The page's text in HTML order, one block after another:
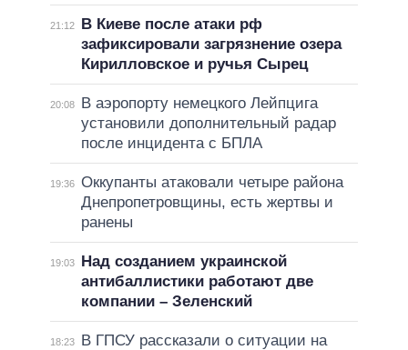
21:12
В Киеве после атаки рф
зафиксировали загрязнение озера
Кирилловское и ручья Сырец
20:08
В аэропорту немецкого Лейпцига
установили дополнительный радар
после инцидента с БПЛА
19:36 Оккупанты атаковали четыре района
Днепропетровщины, есть жертвы и
ранены
19:03
Над созданием украинской
антибаллистики работают две
компании – Зеленский
18:23
В ГПСУ рассказали о ситуации на